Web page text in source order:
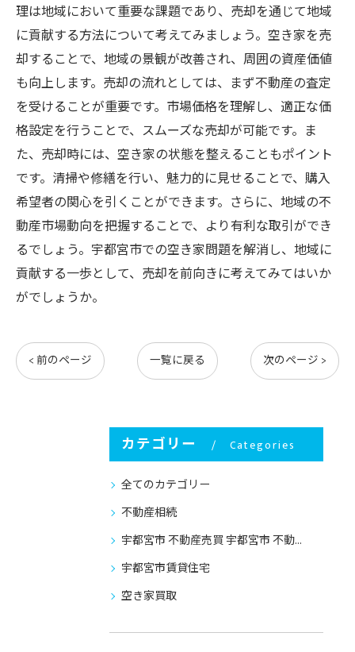
理は地域において重要な課題であり、売却を通じて地域
に貢献する方法について考えてみましょう。空き家を売
却することで、地域の景観が改善され、周囲の資産価値
も向上します。売却の流れとしては、まず不動産の査定
を受けることが重要です。市場価格を理解し、適正な価
格設定を行うことで、スムーズな売却が可能です。ま
た、売却時には、空き家の状態を整えることもポイント
です。清掃や修繕を行い、魅力的に見せることで、購入
希望者の関心を引くことができます。さらに、地域の不
動産市場動向を把握することで、より有利な取引ができ
るでしょう。宇都宮市での空き家問題を解消し、地域に
貢献する一歩として、売却を前向きに考えてみてはいか
がでしょうか。
< 前のページ 一覧に戻る 次のページ >
カテゴリー Categories
全てのカテゴリー
不動産相続
宇都宮市 不動産売買 宇都宮市 不動産売却
宇都宮市賃貸住宅
空き家買取